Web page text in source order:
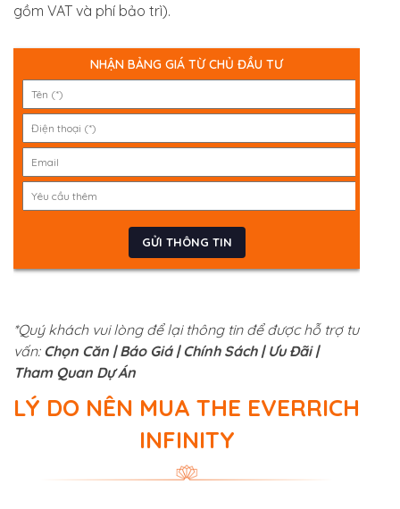
gồm VAT và phí bảo trì).
NHẬN BẢNG GIÁ TỪ CHỦ ĐẦU TƯ
*Quý khách vui lòng để lại thông tin để được hỗ trợ tư
vấn: Chọn Căn | Báo Giá | Chính Sách | Ưu Đãi |
Tham Quan Dự Án
LÝ DO NÊN MUA THE EVERRICH
INFINITY